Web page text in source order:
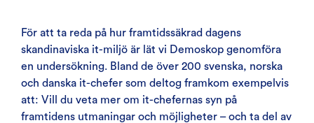
För att ta reda på hur framtidssäkrad dagens
skandinaviska it-miljö är lät vi Demoskop genomföra
en undersökning. Bland de över 200 svenska, norska
och danska it-chefer som deltog framkom exempelvis
att: Vill du veta mer om it-chefernas syn på
framtidens utmaningar och möjligheter – och ta del av